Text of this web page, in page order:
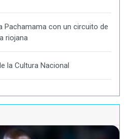
Pachamama con un circuito de
riojana
la Cultura Nacional